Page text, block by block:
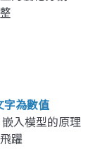
字為數值
入模型的原理
躍